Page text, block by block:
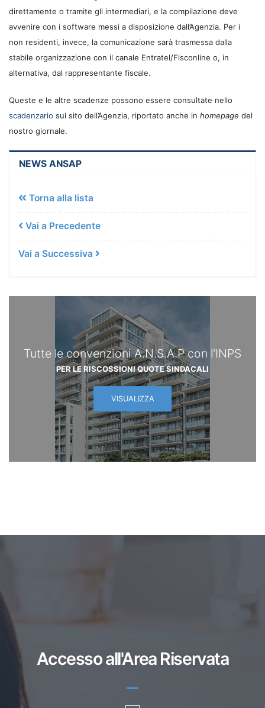
NEWS ANSAP
Torna alla lista
Vai a Precedente
Vai a Successiva
Tutte le convenzioni A.N.S.A.P con l'INPS
PER LE RISCOSSIONI QUOTE SINDACALI
VISUALIZZA
direttamente o tramite gli intermediari, e la compilazione deve
avvenire con i software messi a disposizione dall’Agenzia. Per i
non residenti, invece, la comunicazione sarà trasmessa dalla
stabile organizzazione con il canale Entratel/Fisconline o, in
alternativa, dal rappresentante fiscale.
Queste e le altre scadenze possono essere consultate nello
scadenzario sul sito dell’Agenzia, riportato anche in homepage del
nostro giornale.
Accesso all'Area Riservata